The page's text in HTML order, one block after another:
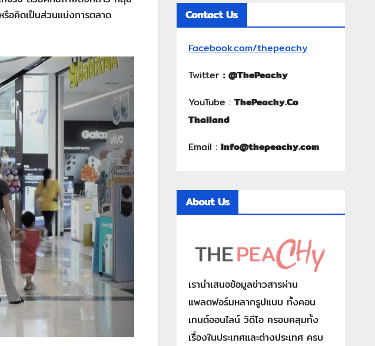
อคิดเป็นส่วนแบ่งการตลาด
Contact Us
Facebook.com/thepeachy
Twitter : @ThePeachy
YouTube : ThePeachy.Co
Thailand
Email : Info@thepeachy.com
About Us
เรานำเสนอข้อมูลข่าวสารผ่าน
แพลตฟอร์มหลากรูปแบบ ทั้งคอน
เทนต์ออนไลน์ วิดีโอ ครอบคลุมทั้ง
เรื่องในประเทศและต่างประเทศ ครบ